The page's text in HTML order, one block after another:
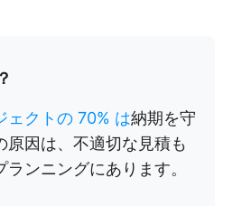
ェクトの 70% は納期を守
原因は、不適切な見積も
ンニングにあります。